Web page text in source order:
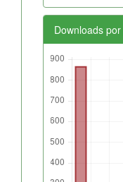
Downloads